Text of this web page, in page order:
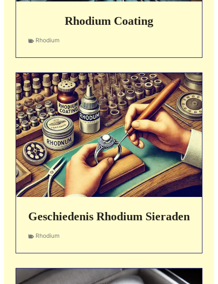
Rhodium Coating
Rhodium
Geschiedenis Rhodium Sieraden
Rhodium